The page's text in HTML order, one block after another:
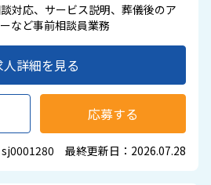
対応、サービス説明、葬儀後のア
など事前相談員業務
人詳細を見る
応募する
最終更新日：2026.07.28